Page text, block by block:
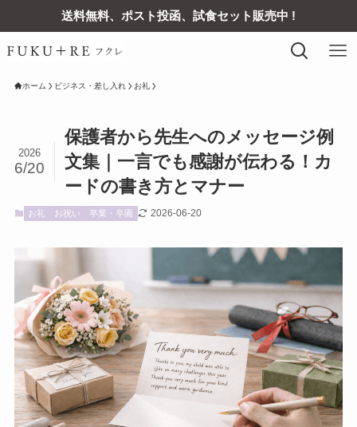
送料無料、ポスト投函、試食セット販売中 !
ホーム ビジネス・差し入れ お礼
保護者から先生へのメッセージ例
文集｜一言でも感謝が伝わる！カ
ードの書き方とマナー
2026
6/20
お礼 お祝い 卒業・卒園 2026-06-20